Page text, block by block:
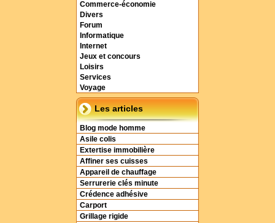
Commerce-économie
Divers
Forum
Informatique
Internet
Jeux et concours
Loisirs
Services
Voyage
Les articles
Blog mode homme
Asile colis
Extertise immobilière
Affiner ses cuisses
Appareil de chauffage
Serrurerie clés minute
Crédence adhésive
Carport
Grillage rigide